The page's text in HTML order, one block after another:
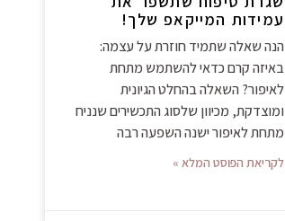
עמידות המייקאפ שלך!
הנה שאלה שתמיד חוזרת על עצמה:
באיזה קרם כדאי להשתמש מתחת
לאיפור? השאלה בהחלט הגיונית
ומוצדקת, מכיוון שלסוג התכשירים שנניח
מתחת לאיפור ישנה השפעה רבה
לקריאת הפוסט המלא »